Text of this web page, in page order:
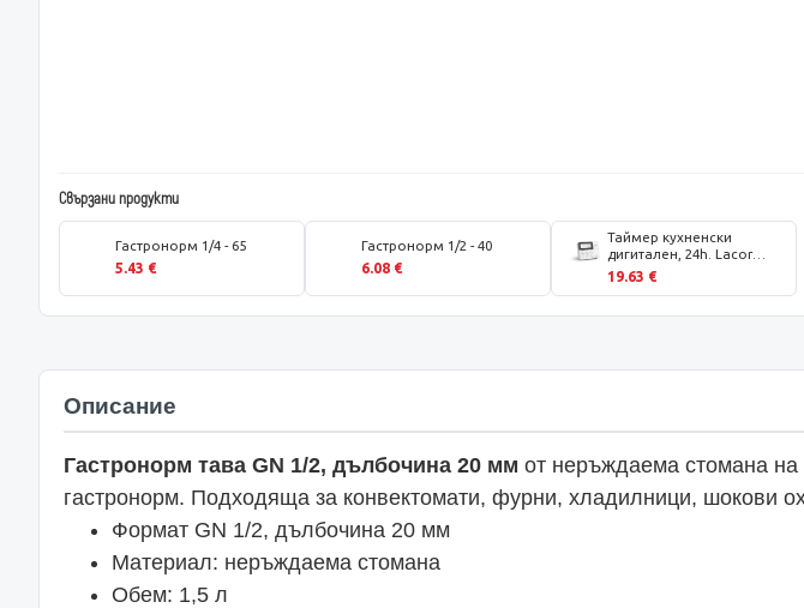
Свързани продукти
Гастронорм 1/4 - 65
5.43 €
Гастронорм 1/2 - 40
6.08 €
Таймер кухненски
дигитален, 24h. Lacor
Испания
19.63 €
Описание
Гастронорм тава GN 1/2, дълбочина 20 мм от неръждаема стомана
гастронорм. Подходяща за конвектомати, фурни, хладилници, шокови
Формат GN 1/2, дълбочина 20 мм
Материал: неръждаема стомана
Обем: 1,5 л